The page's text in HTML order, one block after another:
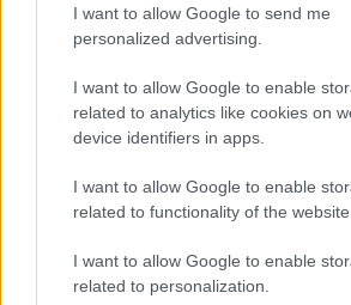
I want to allow Google to send me
personalized advertising.
I want to allow Google to enable
related to analytics like cookies on
device identifiers in apps.
I want to allow Google to enable
related to functionality of the website
I want to allow Google to enable
related to personalization.
HIRDETÉS
HIRDETÉS
LEGOLVASOTTABB
Paks II.: Mit jelent
mérföldköve a
árnyékában?